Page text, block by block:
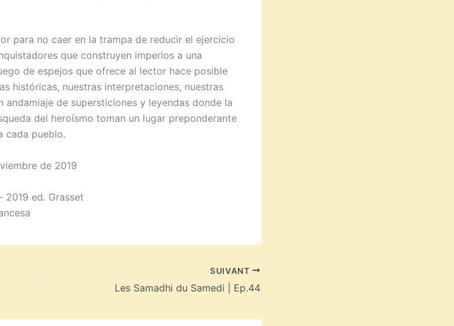
para no caer en la trampa de reducir el ejercicio
que construyen imperios a una
de espejos que ofrece al lector hace posible
históricas, nuestras interpretaciones, nuestras
andamiaje de supersticiones y leyendas donde la
del heroísmo toman un lugar preponderante
cada pueblo.
de 2019
2019 ed. Grasset
SUIVANT
Les Samadhi du Samedi | Ep.44